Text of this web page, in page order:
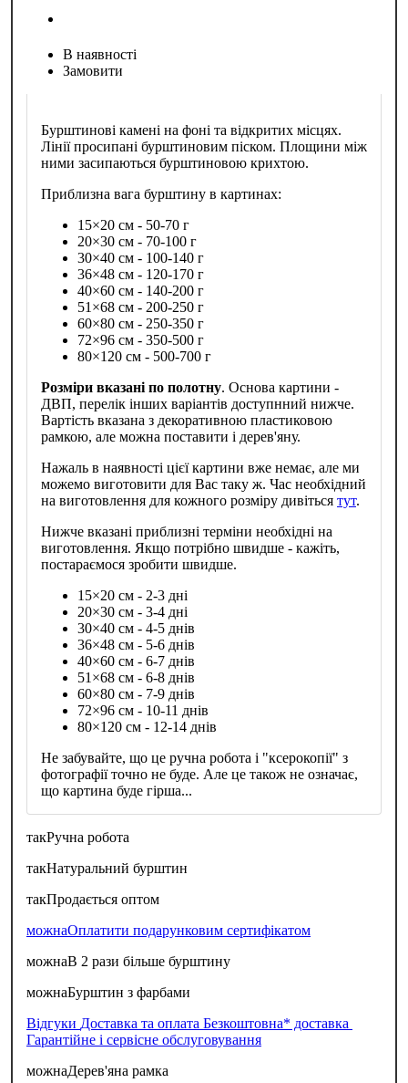
В наявності
Замовити
Бурштинові камені на фоні та відкритих місцях.
Лінії просипані бурштиновим піском. Площини між
ними засипаються бурштиновою крихтою.
Приблизна вага бурштину в картинах:
15×20 см - 50-70 г
20×30 см - 70-100 г
30×40 см - 100-140 г
36×48 см - 120-170 г
40×60 см - 140-200 г
51×68 см - 200-250 г
60×80 см - 250-350 г
72×96 см - 350-500 г
80×120 см - 500-700 г
Розміри вказані по полотну. Основа картини -
ДВП, перелік інших варіантів доступнний нижче.
Вартість вказана з декоративною пластиковою
рамкою, але можна поставити і дерев'яну.
Нажаль в наявності цієї картини вже немає, але ми
можемо виготовити для Вас таку ж. Час необхідний
на виготовлення для кожного розміру дивіться тут.
Нижче вказані приблизні терміни необхідні на
виготовлення. Якщо потрібно швидше - кажіть,
постараємося зробити швидше.
15×20 см - 2-3 дні
20×30 см - 3-4 дні
30×40 см - 4-5 днів
36×48 см - 5-6 днів
40×60 см - 6-7 днів
51×68 см - 6-8 днів
60×80 см - 7-9 днів
72×96 см - 10-11 днів
80×120 см - 12-14 днів
Не забувайте, що це ручна робота і "ксерокопії" з
фотографії точно не буде. Але це також не означає,
що картина буде гірша...
такРучна робота
такНатуральний бурштин
такПродається оптом
можнаОплатити подарунковим сертифікатом
можнаВ 2 рази більше бурштину
можнаБурштин з фарбами
Відгуки Доставка та оплата Безкоштовна* доставка
Гарантійне і сервісне обслуговування
можнаДерев'яна рамка